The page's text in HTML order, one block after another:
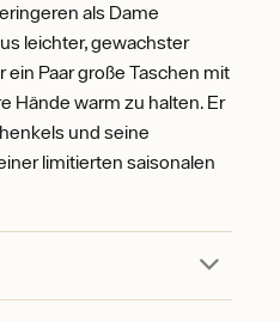
als Dame
leichter, gewachster
Paar große Taschen mit
Hände warm zu halten. Er
und seine
limitierten saisonalen